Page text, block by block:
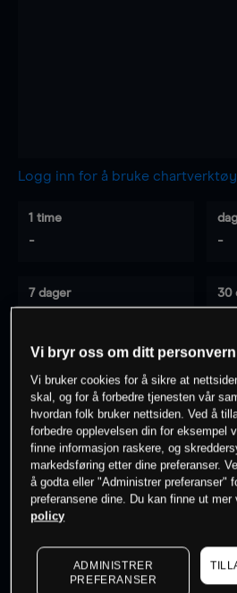
Logg inn for å bruke chartverktøy
1 time
-
dag
-
7 dager 30
0% av kunder erpå
Søk om
Kursene er veiledende. to
Vi bryr oss om ditt personvern
Vi bruker cookies for å sikre at
skal, og for å forbedre tjenesten vår
hvordan folk bruker nettsiden. Ved å
forbedre opplevelsen din for eksempel
finne informasjon raskere, og
markedsføring etter dine preferanser.
å godta eller "Administrer preferanser"
preferansene dine. Du kan finne ut mer
policy
ADMINISTRER
PREFERANSER